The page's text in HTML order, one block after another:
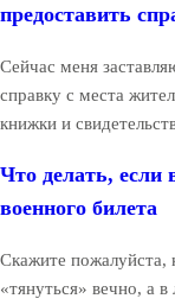
предоставить
Сейчас меня
справку с места
книжки и
Что делать, если
военного билета
Скажите пожалуйста,
«тянуться» вечно, а